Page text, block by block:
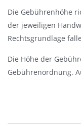
Die Gebührenhöhe
der jeweiligen
Rechtsgrundlage
Die Höhe der
Gebührenordnung.